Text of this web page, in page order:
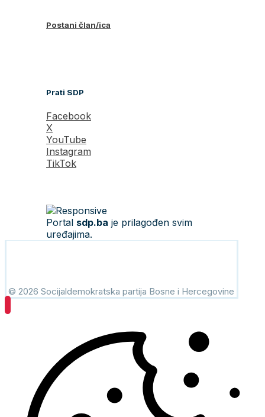
Postani član/ica
Prati SDP
Facebook
X
YouTube
Instagram
TikTok
Portal sdp.ba je prilagođen svim
uređajima.
© 2026 Socijaldemokratska partija Bosne i Hercegovine